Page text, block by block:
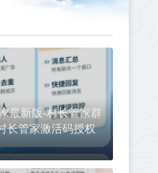
最新版-村长管家群
长管家激活码授权